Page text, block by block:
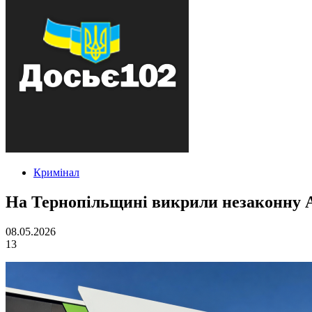
Кримінал
На Тернопільщині викрили незаконну
08.05.2026
13